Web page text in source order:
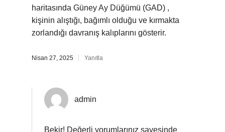
haritasında Güney Ay Düğümü (GAD) ,
kişinin alıştığı, bağımlı olduğu ve kırmakta
zorlandığı davranış kalıplarını gösterir.
Nisan 27, 2025 Yanıtla
admin
Bekir! Değerli yorumlarınız sayesinde